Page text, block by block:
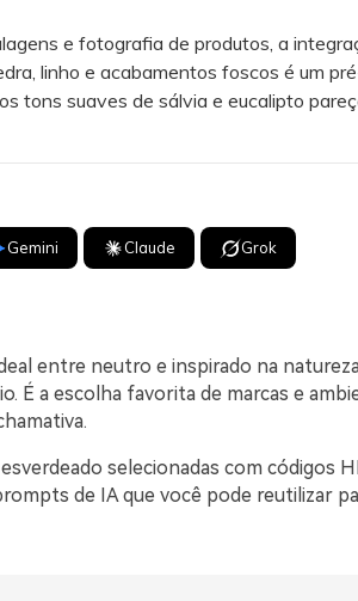
e fotografia de produtos, a
linho e acabamentos foscos é um
tons suaves de sálvia e eucalipto
Gemini Claude Grok
entre neutro e inspirado na
É a escolha favorita de marcas e
selecionadas com códigos
de IA que você pode reutilizar